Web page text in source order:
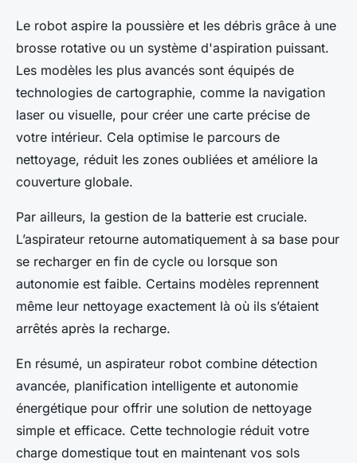
Le robot aspire la poussière et les débris grâce à une
brosse rotative ou un système d'aspiration puissant.
Les modèles les plus avancés sont équipés de
technologies de cartographie, comme la navigation
laser ou visuelle, pour créer une carte précise de
votre intérieur. Cela optimise le parcours de
nettoyage, réduit les zones oubliées et améliore la
couverture globale.
Par ailleurs, la gestion de la batterie est cruciale.
L’aspirateur retourne automatiquement à sa base pour
se recharger en fin de cycle ou lorsque son
autonomie est faible. Certains modèles reprennent
même leur nettoyage exactement là où ils s’étaient
arrêtés après la recharge.
En résumé, un aspirateur robot combine détection
avancée, planification intelligente et autonomie
énergétique pour offrir une solution de nettoyage
simple et efficace. Cette technologie réduit votre
charge domestique tout en maintenant vos sols